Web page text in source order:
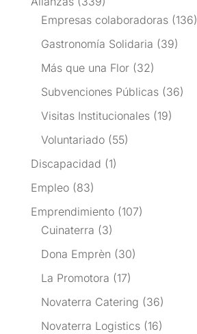
Empresas colaboradoras(136)
Gastronomía Solidaria (39)
Más que una Flor(32)
Subvenciones Públicas(36)
Visitas Institucionales(19)
Voluntariado(55)
Discapacidad (1)
Empleo(83)
Emprendimiento(107)
Cuinaterra (3)
Dona Emprèn (30)
La Promotora (17)
Novaterra Catering (36)
Novaterra Logistics(16)